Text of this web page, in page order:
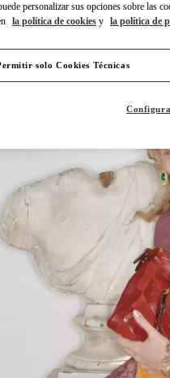
personalizar sus opciones sobre las
la política de cookies y la política de
solo Cookies Técnicas